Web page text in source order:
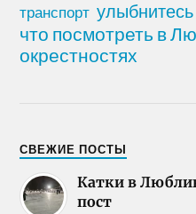
транспорт улыбнитесь
что посмотреть в
окрестностях
СВЕЖИЕ ПОСТЫ
Катки в
пост